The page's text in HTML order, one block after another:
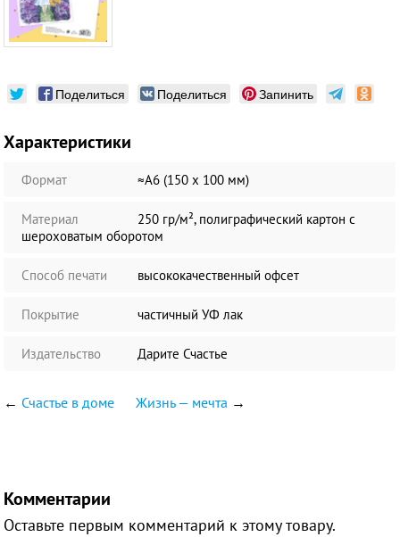
Поделиться Поделиться Запинить
Характеристики
Формат ≈А6 (150 х 100 мм)
Материал
250 гр/м², полиграфический картон с
шероховатым оборотом
Способ печати высококачественный офсет
Покрытие частичный УФ лак
Издательство Дарите Счастье
← Счастье в доме Жизнь — мечта →
Комментарии
Оставьте первым комментарий к этому товару.